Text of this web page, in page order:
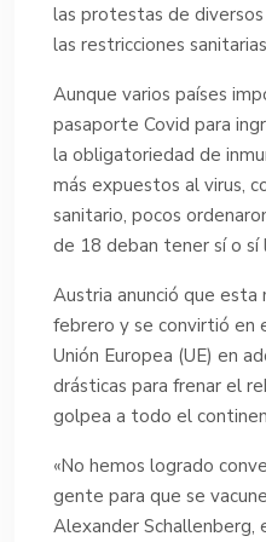
las protestas de
las restricciones
Aunque varios países
pasaporte Covid para
la obligatoriedad de
más expuestos al virus,
sanitario, pocos
de 18 deban tener sí o sí
Austria anunció que
febrero y se convirtió en
Unión Europea (UE) en
drásticas para frenar el
golpea a todo el
«No hemos logrado
gente para que se
Alexander Schallenberg,